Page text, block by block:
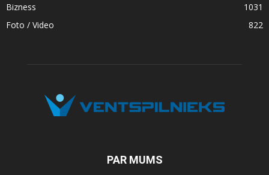
Bizness
1031
Foto / Video
822
PAR MUMS